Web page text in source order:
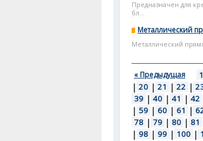
Предназначен для
бл...
Металлический
Металлический
« Предыдущая 1
| 20 | 21 | 22 |
39 | 40 | 41 | 42
| 59 | 60 | 61 |
78 | 79 | 80 | 81
| 98 | 99 | 100 |